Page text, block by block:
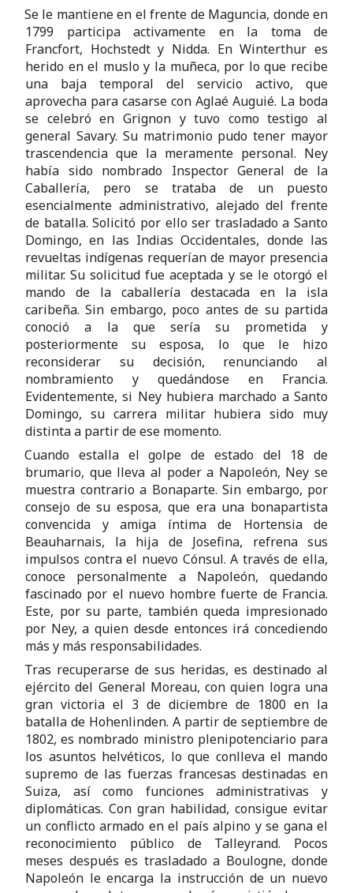
Se le mantiene en el frente de Maguncia, donde en
1799 participa activamente en la toma de
Francfort, Hochstedt y Nidda. En Winterthur es
herido en el muslo y la muñeca, por lo que recibe
una baja temporal del servicio activo, que
aprovecha para casarse con Aglaé Auguié. La boda
se celebró en Grignon y tuvo como testigo al
general Savary. Su matrimonio pudo tener mayor
trascendencia que la meramente personal. Ney
había sido nombrado Inspector General de la
Caballería, pero se trataba de un puesto
esencialmente administrativo, alejado del frente
de batalla. Solicitó por ello ser trasladado a Santo
Domingo, en las Indias Occidentales, donde las
revueltas indígenas requerían de mayor presencia
militar. Su solicitud fue aceptada y se le otorgó el
mando de la caballería destacada en la isla
caribeña. Sin embargo, poco antes de su partida
conoció a la que sería su prometida y
posteriormente su esposa, lo que le hizo
reconsiderar su decisión, renunciando al
nombramiento y quedándose en Francia.
Evidentemente, si Ney hubiera marchado a Santo
Domingo, su carrera militar hubiera sido muy
distinta a partir de ese momento.
Cuando estalla el golpe de estado del 18 de
brumario, que lleva al poder a Napoleón, Ney se
muestra contrario a Bonaparte. Sin embargo, por
consejo de su esposa, que era una bonapartista
convencida y amiga íntima de Hortensia de
Beauharnais, la hija de Josefina, refrena sus
impulsos contra el nuevo Cónsul. A través de ella,
conoce personalmente a Napoleón, quedando
fascinado por el nuevo hombre fuerte de Francia.
Este, por su parte, también queda impresionado
por Ney, a quien desde entonces irá concediendo
más y más responsabilidades.
Tras recuperarse de sus heridas, es destinado al
ejército del General Moreau, con quien logra una
gran victoria el 3 de diciembre de 1800 en la
batalla de Hohenlinden. A partir de septiembre de
1802, es nombrado ministro plenipotenciario para
los asuntos helvéticos, lo que conlleva el mando
supremo de las fuerzas francesas destinadas en
Suiza, así como funciones administrativas y
diplomáticas. Con gran habilidad, consigue evitar
un conflicto armado en el país alpino y se gana el
reconocimiento público de Talleyrand. Pocos
meses después es trasladado a Boulogne, donde
Napoleón le encarga la instrucción de un nuevo